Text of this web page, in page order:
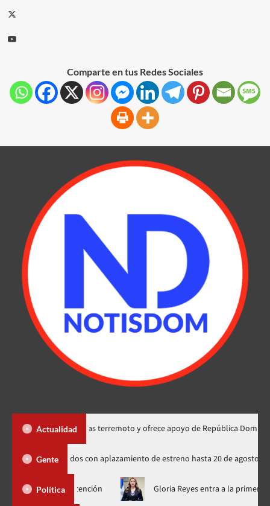
Comparte en tus Redes Sociales
Actualidad
tras terremoto y ofrece apoyo de República Dominicana
Gente
rusos de Spider-Man indignados con aplazamiento de estreno hasta
Política
Ascención Gloria Reyes entra a la primera línea de la